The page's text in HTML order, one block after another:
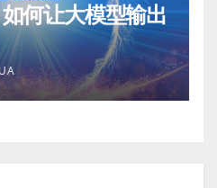
何让大模型输出